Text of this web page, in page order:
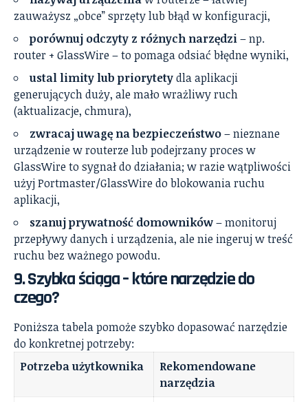
zauważysz „obce” sprzęty lub błąd w konfiguracji,
porównuj odczyty z różnych narzędzi– np.
router + GlassWire – to pomaga odsiać błędne wyniki,
ustal limity lub priorytetydla aplikacji
generujących duży, ale mało wrażliwy ruch
(aktualizacje, chmura),
zwracaj uwagę na bezpieczeństwo– nieznane
urządzenie w routerze lub podejrzany proces w
GlassWire to sygnał do działania; w razie wątpliwości
użyj Portmaster/GlassWire do blokowania ruchu
aplikacji,
szanuj prywatność domowników– monitoruj
przepływy danych i urządzenia, ale nie ingeruj w treść
ruchu bez ważnego powodu.
9. Szybka ściąga – które narzędzie do
czego?
Poniższa tabela pomoże szybko dopasować narzędzie
do konkretnej potrzeby:
Potrzeba użytkownika
Rekomendowane
narzędzia